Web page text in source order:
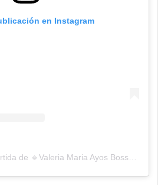
en Instagram